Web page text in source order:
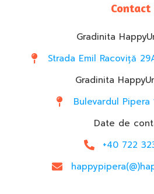
Contact
Gradinita
Strada Emil Racoviță
Gradinita
Bulevardul Pipera
Date de
+40 722